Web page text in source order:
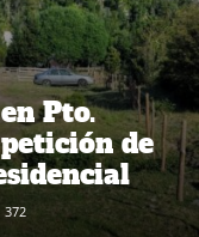
Pto.
de
372